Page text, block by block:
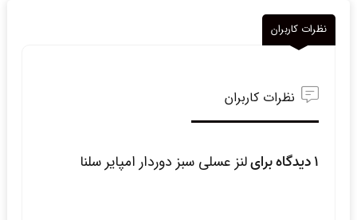
نظرات کاربران
نظرات کاربران
1 دیدگاه برای لنز عسلی سبز دوردار امپایر سلنا